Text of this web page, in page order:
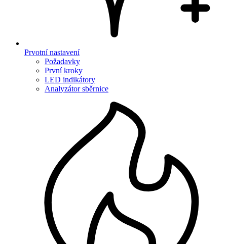
Prvotní nastavení
Požadavky
První kroky
LED indikátory
Analyzátor sběrnice